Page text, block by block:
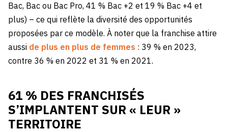
Bac, Bac ou Bac Pro, 41 % Bac +2 et 19 % Bac +4 et
plus) – ce qui reflète la diversité des opportunités
proposées par ce modèle. À noter que la franchise attire
aussi de plus en plus de femmes : 39 % en 2023,
contre 36 % en 2022 et 31 % en 2021.
61 % DES FRANCHISÉS
S’IMPLANTENT SUR « LEUR »
TERRITOIRE